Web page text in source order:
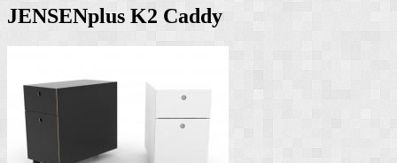
JENSENplus K2 Caddy